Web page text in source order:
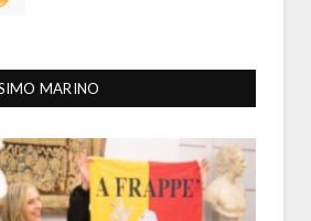
MARINO